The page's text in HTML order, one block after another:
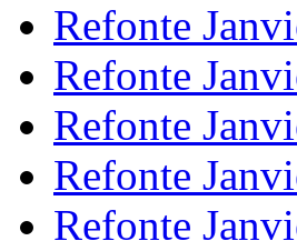
Refonte
Refonte
Refonte
Refonte
Refonte